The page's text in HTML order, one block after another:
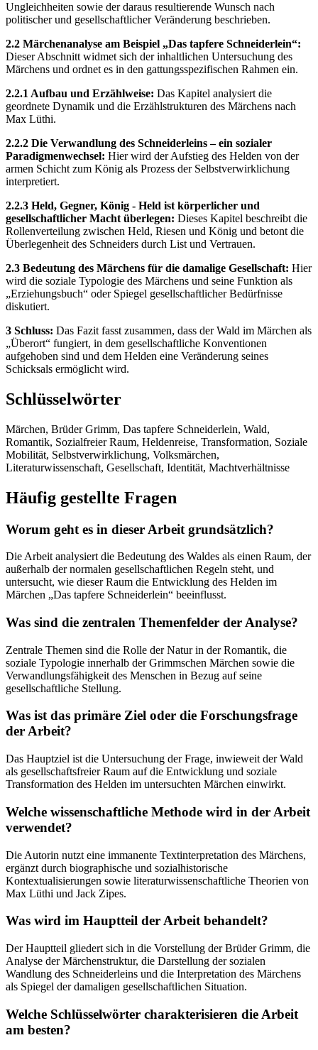
Ungleichheiten sowie der daraus resultierende Wunsch nach
politischer und gesellschaftlicher Veränderung beschrieben.
2.2 Märchenanalyse am Beispiel „Das tapfere Schneiderlein“:
Dieser Abschnitt widmet sich der inhaltlichen Untersuchung des
Märchens und ordnet es in den gattungsspezifischen Rahmen ein.
2.2.1 Aufbau und Erzählweise: Das Kapitel analysiert die
geordnete Dynamik und die Erzählstrukturen des Märchens nach
Max Lüthi.
2.2.2 Die Verwandlung des Schneiderleins – ein sozialer
Paradigmenwechsel: Hier wird der Aufstieg des Helden von der
armen Schicht zum König als Prozess der Selbstverwirklichung
interpretiert.
2.2.3 Held, Gegner, König - Held ist körperlicher und
gesellschaftlicher Macht überlegen: Dieses Kapitel beschreibt die
Rollenverteilung zwischen Held, Riesen und König und betont die
Überlegenheit des Schneiders durch List und Vertrauen.
2.3 Bedeutung des Märchens für die damalige Gesellschaft: Hier
wird die soziale Typologie des Märchens und seine Funktion als
„Erziehungsbuch“ oder Spiegel gesellschaftlicher Bedürfnisse
diskutiert.
3 Schluss: Das Fazit fasst zusammen, dass der Wald im Märchen als
„Überort“ fungiert, in dem gesellschaftliche Konventionen
aufgehoben sind und dem Helden eine Veränderung seines
Schicksals ermöglicht wird.
Schlüsselwörter
Märchen, Brüder Grimm, Das tapfere Schneiderlein, Wald,
Romantik, Sozialfreier Raum, Heldenreise, Transformation, Soziale
Mobilität, Selbstverwirklichung, Volksmärchen,
Literaturwissenschaft, Gesellschaft, Identität, Machtverhältnisse
Häufig gestellte Fragen
Worum geht es in dieser Arbeit grundsätzlich?
Die Arbeit analysiert die Bedeutung des Waldes als einen Raum, der
außerhalb der normalen gesellschaftlichen Regeln steht, und
untersucht, wie dieser Raum die Entwicklung des Helden im
Märchen „Das tapfere Schneiderlein“ beeinflusst.
Was sind die zentralen Themenfelder der Analyse?
Zentrale Themen sind die Rolle der Natur in der Romantik, die
soziale Typologie innerhalb der Grimmschen Märchen sowie die
Verwandlungsfähigkeit des Menschen in Bezug auf seine
gesellschaftliche Stellung.
Was ist das primäre Ziel oder die Forschungsfrage
der Arbeit?
Das Hauptziel ist die Untersuchung der Frage, inwieweit der Wald
als gesellschaftsfreier Raum auf die Entwicklung und soziale
Transformation des Helden im untersuchten Märchen einwirkt.
Welche wissenschaftliche Methode wird in der Arbeit
verwendet?
Die Autorin nutzt eine immanente Textinterpretation des Märchens,
ergänzt durch biographische und sozialhistorische
Kontextualisierungen sowie literaturwissenschaftliche Theorien von
Max Lüthi und Jack Zipes.
Was wird im Hauptteil der Arbeit behandelt?
Der Hauptteil gliedert sich in die Vorstellung der Brüder Grimm, die
Analyse der Märchenstruktur, die Darstellung der sozialen
Wandlung des Schneiderleins und die Interpretation des Märchens
als Spiegel der damaligen gesellschaftlichen Situation.
Welche Schlüsselwörter charakterisieren die Arbeit
am besten?